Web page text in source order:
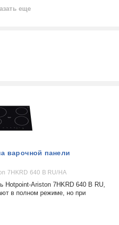
еще
варочной панели
7HKRD 640 B RU/HA
Hotpoint-Ariston 7HKRD 640 B RU,
в полном режиме, но при